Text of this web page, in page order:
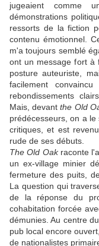
jugeaient comme
démonstrations
ressorts de la fiction
contenu émotionnel.
m'a toujours semblé
ont un message fort à
posture auteuriste,
facilement
rebondissements
Mais, devantthe Old
prédécesseurs, on a
critiques, et est
rude de ses débuts.
The Old Oakraconte
un ex-village minier
fermeture des puits,
La question qui
de la réponse du
cohabitation forcée
démunies. Au centre
pub local encore
de nationalistes